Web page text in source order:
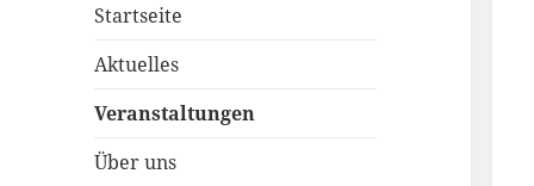
Startseite
Aktuelles
Veranstaltungen
Über uns